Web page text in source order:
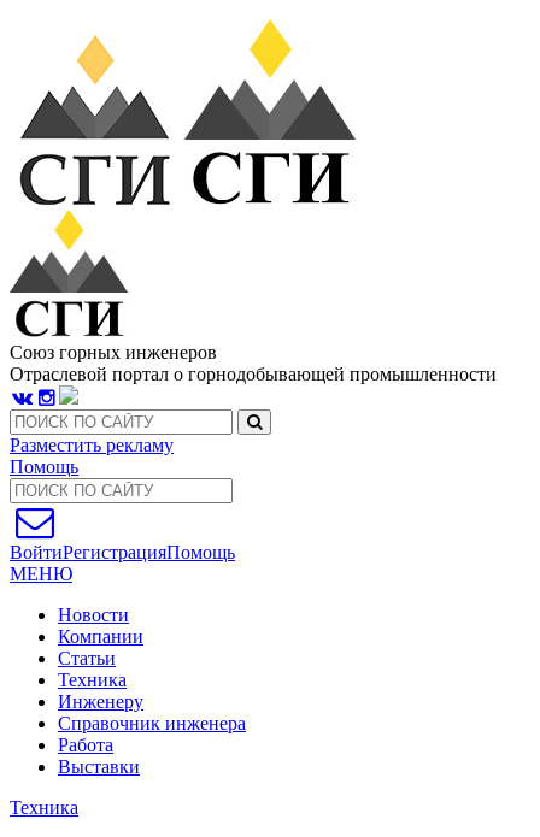
Союз горных инженеров
Отраслевой портал о горнодобывающей промышленности
Разместить рекламу
Помощь
ВойтиРегистрацияПомощь
МЕНЮ
Новости
Компании
Статьи
Техника
Инженеру
Справочник инженера
Работа
Выставки
Техника